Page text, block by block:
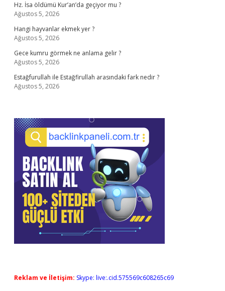
Hz. İsa öldümü Kur’an’da geçiyor mu ?
Ağustos 5, 2026
Hangi hayvanlar ekmek yer ?
Ağustos 5, 2026
Gece kumru görmek ne anlama gelir ?
Ağustos 5, 2026
Estağfurullah ile Estağfirullah arasındaki fark nedir ?
Ağustos 5, 2026
Reklam ve İletişim: Skype: live:.cid.575569c608265c69